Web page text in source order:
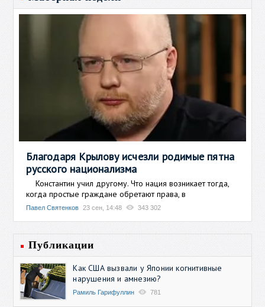
Благодаря Крылову исчезли родимые пятна
русского национализма
Константин учил другому. Что нация возникает тогда,
когда простые граждане обретают права, в
Павел Святенков 23 сен, 14:48 343 302
Публикации
Как США вызвали у Японии когнитивные
нарушения и амнезию?
Рамиль Гарифуллин 781